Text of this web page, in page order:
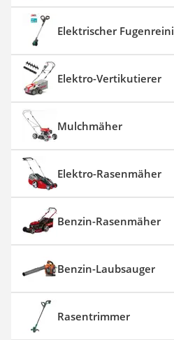
Elektrischer
Elektro-Vertikutierer
Mulchmäher
Elektro-Rasenmäher
Benzin-Rasenmäher
Benzin-Laubsauger
Rasentrimmer